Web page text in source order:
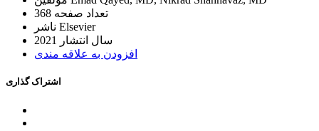
ﺗﻌﺪاﺩ ﺻﻔﺤﻪ 368
Elsevier
ﺳﺎﻝ اﻧﺘﺸﺎﺭ
2021
اﻓﺰﻭﺩﻥ ﺑﻪ ﻋﻼﻗﻪ ﻣﻨﺪﯼ
اﺷﺘﺮاﮎ ﮔﺬاﺭﯼ